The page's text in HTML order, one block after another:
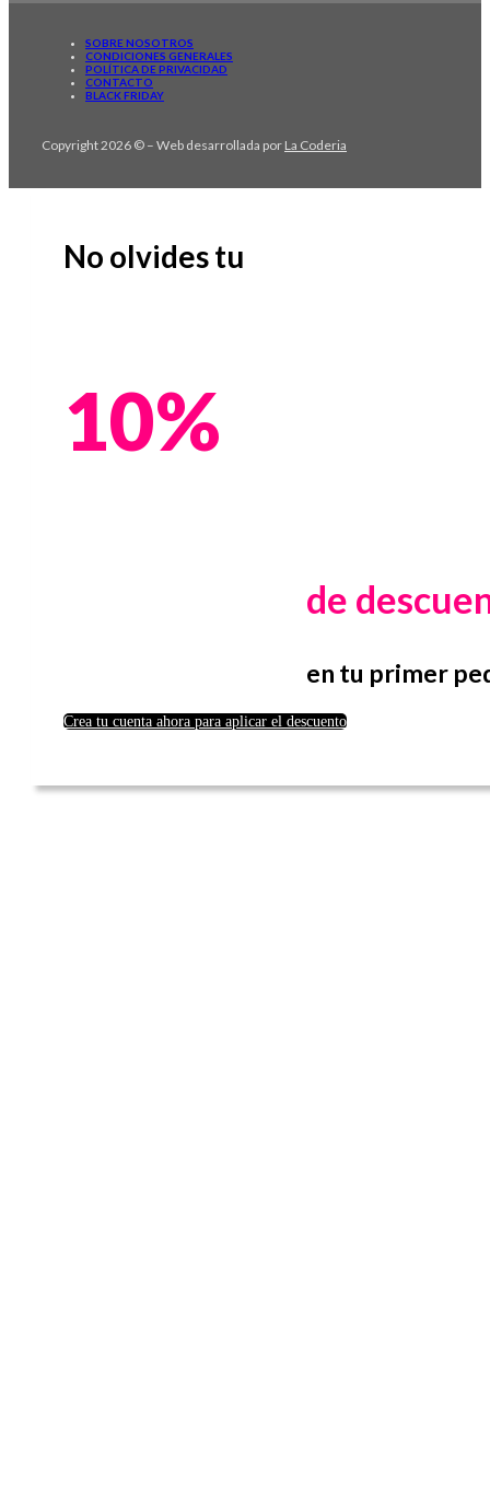
SOBRE NOSOTROS
CONDICIONES GENERALES
POLÍTICA DE PRIVACIDAD
CONTACTO
BLACK FRIDAY
Copyright 2026 © – Web desarrollada por La Coderia
No olvides tu
10%
de
en tu primer
Crea tu cuenta ahora para aplicar el descuento